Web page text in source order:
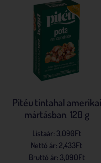
Pitéu tintahal amerikai
mártásban, 120 g
Listaár: 3,090Ft
Nettó ár: 2,433Ft
Bruttó ár: 3,090Ft